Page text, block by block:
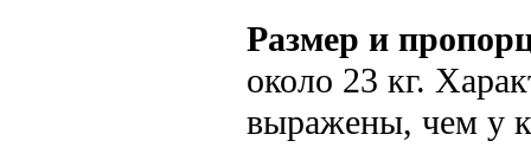
Размер и
около 23 кг.
выражены, чем у